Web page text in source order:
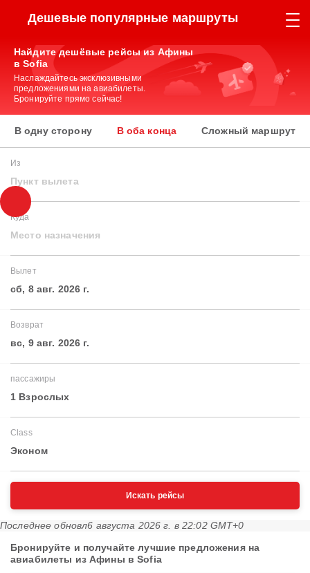
Дешевые популярные маршруты
Найдите дешёвые рейсы из Афины
в Sofia
Наслаждайтесь эксклюзивными
предложениями на авиабилеты.
Бронируйте прямо сейчас!
В одну сторону В оба конца Сложный маршрут
Из
Пункт вылета
Куда
Место назначения
Вылет
сб, 8 авг. 2026 г.
Возврат
вс, 9 авг. 2026 г.
пассажиры
1 Взрослых
Class
Эконом
Искать рейсы
Последнее обновл6 августа 2026 г. в 22:02 GMT+0
Бронируйте и получайте лучшие предложения на
авиабилеты из Афины в Sofia